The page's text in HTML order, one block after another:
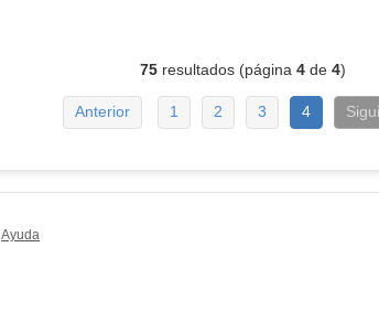
75resultados (página 4de 4)
Anterior 1 2 3 4
Ayuda